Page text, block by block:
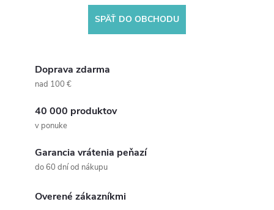
SPÄŤ DO OBCHODU
Doprava zdarma
nad 100 €
40 000 produktov
v ponuke
Garancia vrátenia peňazí
do 60 dní od nákupu
Overené zákazníkmi